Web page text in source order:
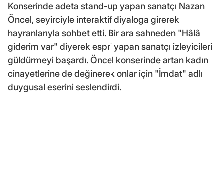
Konserinde adeta stand-up yapan sanatçı Nazan
Öncel, seyirciyle interaktif diyaloga girerek
hayranlarıyla sohbet etti. Bir ara sahneden "Hâlâ
giderim var" diyerek espri yapan sanatçı izleyicileri
güldürmeyi başardı. Öncel konserinde artan kadın
cinayetlerine de değinerek onlar için "İmdat" adlı
duygusal eserini seslendirdi.